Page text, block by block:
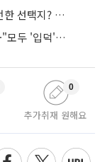
이것저것 '다 되는' 스트레이 키즈⋯"안전한 선택지? 도전이 재밌죠"
나우즈, 올여름 물들일 '제로섹시'의 맛⋯"모두 '입덕'시킬 것"
추가취재 원해요
0